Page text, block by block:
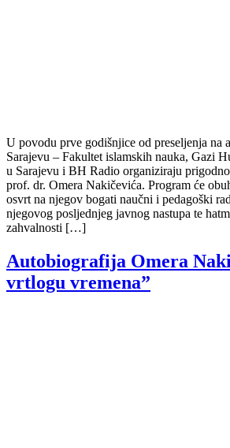
U povodu prve godišnjice od preseljenja na
Sarajevu – Fakultet islamskih nauka, Gazi
u Sarajevu i BH Radio organiziraju prigodno
prof. dr. Omera Nakičevića. Program će
osvrt na njegov bogati naučni i pedagoški
njegovog posljednjeg javnog nastupa te
zahvalnosti […]
Autobiografija Omera
vrtlogu vremena”